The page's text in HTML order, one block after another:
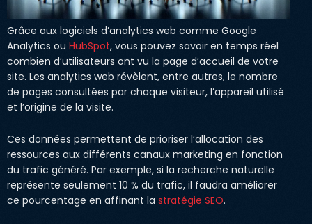
Grâce aux logiciels d’analytics web comme Google
Analytics ou HubSpot, vous pouvez savoir en temps réel
combien d’utilisateurs ont vu la page d’accueil de votre
site. Les analytics web révèlent, entre autres, le nombre
de pages consultées par chaque visiteur, l’appareil utilisé
et l’origine de la visite.
Ces données permettent de prioriser l’allocation des
ressources aux différents canaux marketing en fonction
du trafic généré. Par exemple, si la recherche naturelle
représente seulement 10 % du trafic, il faudra améliorer
ce pourcentage en affinant la stratégie SEO.